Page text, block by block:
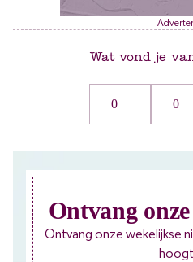
Wat vond je
0 0
Ontvang
Ontvang onze wekelijkse